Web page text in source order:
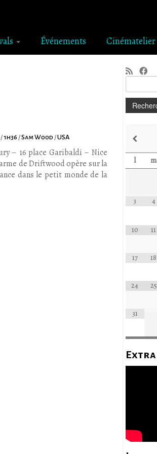
Événements Cinématelier
/1h36/Sam Wood/USA
– 16 place Garibaldi – Nice
de Driftwood opère sur la
dans le petit monde de la
Rechercher
l m
3 4
10 11
17 18
24 25
31